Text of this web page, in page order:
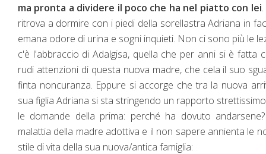
ma pronta a dividere il poco che ha nel piatto con lei
ritrova a dormire con i piedi della sorellastra Adriana in
emana odore di urina e sogni inquieti. Non ci sono più le
c'è l'abbraccio di Adalgisa, quella che per anni si è fatta
rudi attenzioni di questa nuova madre, che cela il suo
finta noncuranza. Eppure si accorge che tra la nuova
sua figlia Adriana si sta stringendo un rapporto
le domande della prima: perché ha dovuto
malattia della madre adottiva e il non sapere annienta le
stile di vita della sua nuova/antica famiglia: